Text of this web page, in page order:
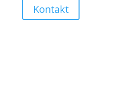
Kontakt